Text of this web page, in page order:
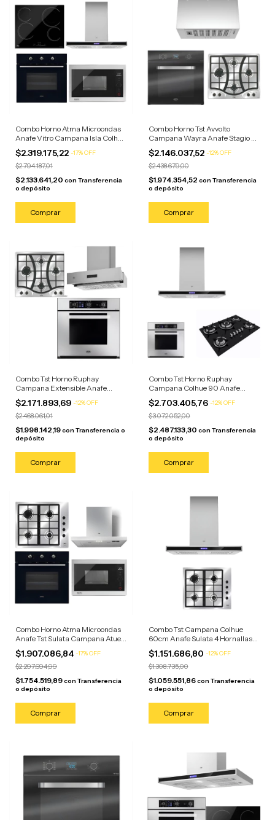
Combo Horno Atma Microondas
Anafe Vitro Campana Isla Colhue
Acero Inoxidable/anafe Negro
$2.319.175,22 -17%OFF
$2.794.187,01
$2.133.641,20 con Transferencia
o depósito
Combo Horno Tst Avvolto
Campana Wayra Anafe Stagio 4
Horn Negro/anafe Campana
Acero
$2.146.037,52 -12%OFF
$2.438.679,00
$1.974.354,52 con Transferencia
o depósito
Combo Tst Horno Ruphay
Campana Extensible Anafe
Stagio 4 Horn Acero Inoxidable
$2.171.893,69 -12%OFF
$2.468.061,01
$1.998.142,19con Transferencia o
depósito
Combo Tst Horno Ruphay
Campana Colhue 90 Anafe
Spezia 5 Negro
$2.703.405,76 -12%OFF
$3.072.052,00
$2.487.133,30 con Transferencia
o depósito
Combo Horno Atma Microondas
Anafe Tst Sulata Campana Atuel
Acero Inoxidable/anafe Negro
$1.907.086,84 -17%OFF
$2.297.694,99
$1.754.519,89con Transferencia
o depósito
Combo Tst Campana Colhue
60cm Anafe Sulata 4 Hornallas
Acero
$1.151.686,80 -12%OFF
$1.308.735,00
$1.059.551,86con Transferencia
o depósito